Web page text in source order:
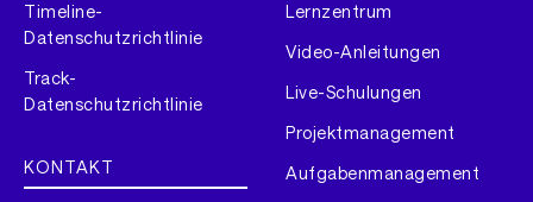
Timeline-
Datenschutzrichtlinie
Track-
Datenschutzrichtlinie
KONTAKT
Lernzentrum
Video-Anleitungen
Live-Schulungen
Projektmanagement
Aufgabenmanagement